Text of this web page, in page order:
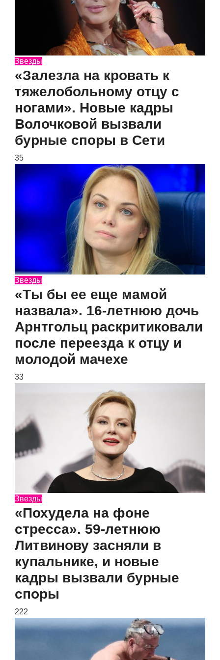
Звезды
«Залезла на кровать к
тяжелобольному отцу с
ногами». Новые кадры
Волочковой вызвали
бурные споры в Сети
35
Звезды
«Ты бы ее еще мамой
назвала». 16-летнюю дочь
Арнтгольц раскритиковали
после переезда к отцу и
молодой мачехе
33
Звезды
«Похудела на фоне
стресса». 59-летнюю
Литвинову засняли в
купальнике, и новые
кадры вызвали бурные
споры
222